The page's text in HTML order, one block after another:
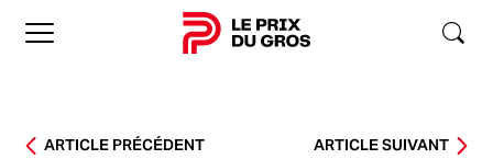
Accueil
ARTICLE PRÉCÉDENT ARTICLE SUIVANT